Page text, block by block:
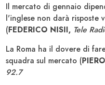
Il mercato di gennaio
l'inglese non darà risposte
(FEDERICO NISII, Tele
La Roma ha il dovere di
squadra sul mercato (
92.7